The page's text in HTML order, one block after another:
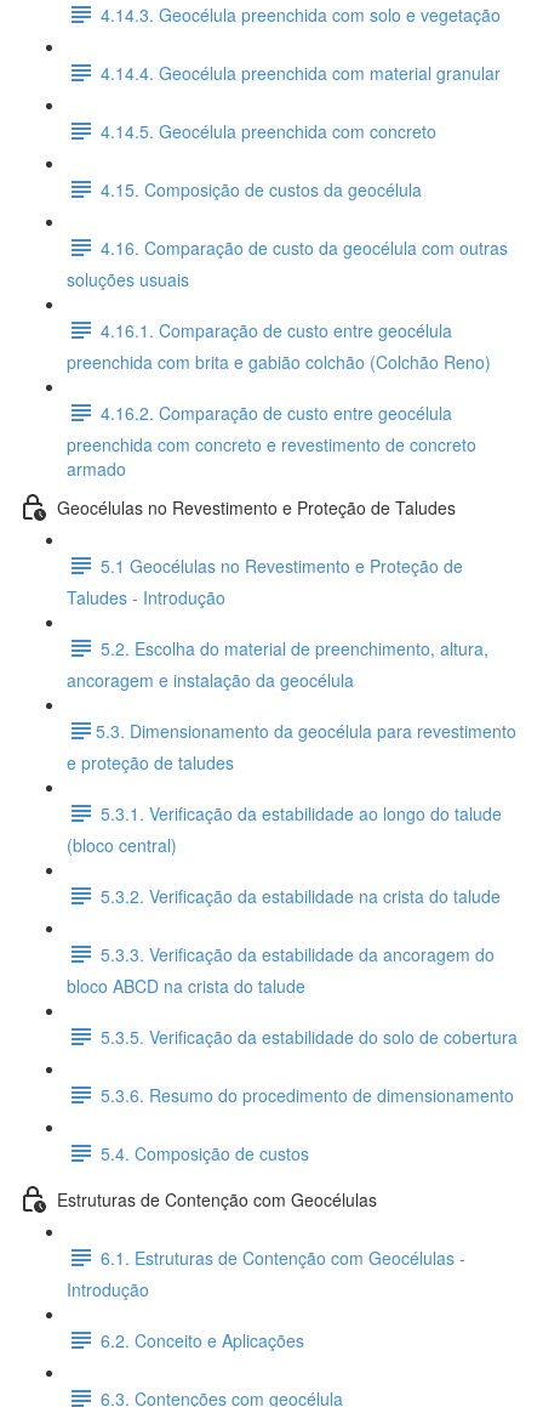
4.14.3. Geocélula preenchida com solo e vegetação
4.14.4. Geocélula preenchida com material granular
4.14.5. Geocélula preenchida com concreto
4.15. Composição de custos da geocélula
4.16. Comparação de custo da geocélula com outras
soluções usuais
4.16.1. Comparação de custo entre geocélula
preenchida com brita e gabião colchão (Colchão Reno)
4.16.2. Comparação de custo entre geocélula
preenchida com concreto e revestimento de concreto
armado
Geocélulas no Revestimento e Proteção de Taludes
5.1 Geocélulas no Revestimento e Proteção de
Taludes - Introdução
5.2. Escolha do material de preenchimento, altura,
ancoragem e instalação da geocélula
​5.3. Dimensionamento da geocélula para revestimento
e proteção de taludes
5.3.1. Verificação da estabilidade ao longo do talude
(bloco central)
5.3.2. Verificação da estabilidade na crista do talude
5.3.3. Verificação da estabilidade da ancoragem do
bloco ABCD na crista do talude
5.3.5. Verificação da estabilidade do solo de cobertura
5.3.6. Resumo do procedimento de dimensionamento
5.4. Composição de custos
Estruturas de Contenção com Geocélulas
6.1. Estruturas de Contenção com Geocélulas -
Introdução
6.2. Conceito e Aplicações
6.3. Contenções com geocélula